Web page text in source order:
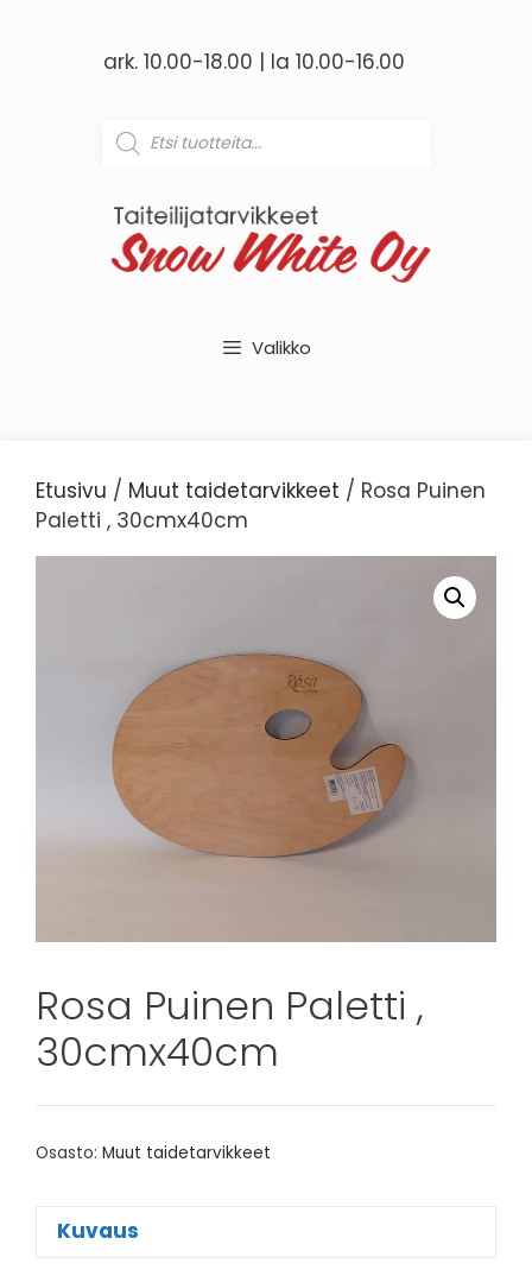
ark. 10.00-18.00 | la 10.00-16.00
Products
search
Valikko
Etusivu / Muut taidetarvikkeet / Rosa Puinen
Paletti , 30cmx40cm
Rosa Puinen Paletti ,
30cmx40cm
Osasto: Muut taidetarvikkeet
Kuvaus